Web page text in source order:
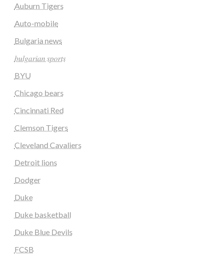
Auburn Tigers
Auto-mobile
Bulgaria news
𝑏𝑢𝑙𝑔𝑎𝑟𝑖𝑎𝑛 𝑠𝑝𝑜𝑟𝑡𝑠
BYU
Chicago bears
Cincinnati Red
Clemson Tigers
Cleveland Cavaliers
Detroit lions
Dodger
Duke
Duke basketball
Duke Blue Devils
FCSB